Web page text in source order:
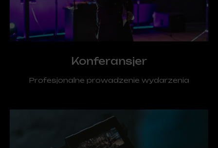
Konferansjer
Profesjonalne prowadzenie wydarzenia